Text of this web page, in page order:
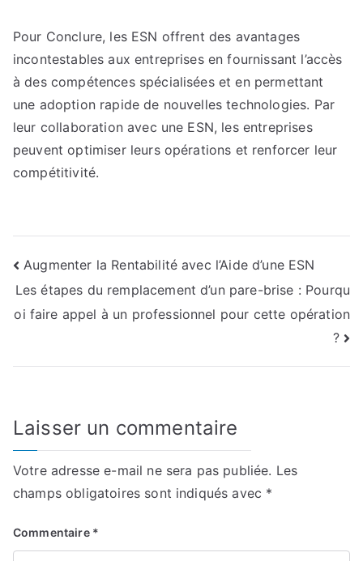
Pour Conclure, les ESN offrent des avantages
incontestables aux entreprises en fournissant l’accès
à des compétences spécialisées et en permettant
une adoption rapide de nouvelles technologies. Par
leur collaboration avec une ESN, les entreprises
peuvent optimiser leurs opérations et renforcer leur
compétitivité.
Navigation
de
Augmenter la Rentabilité avec l’Aide d’une ESN
Les étapes du remplacement d’un pare-brise : Pourqu
oi faire appel à un professionnel pour cette opération
?
Laisser un commentaire
Votre adresse e-mail ne sera pas publiée. Les
champs obligatoires sont indiqués avec *
Commentaire *